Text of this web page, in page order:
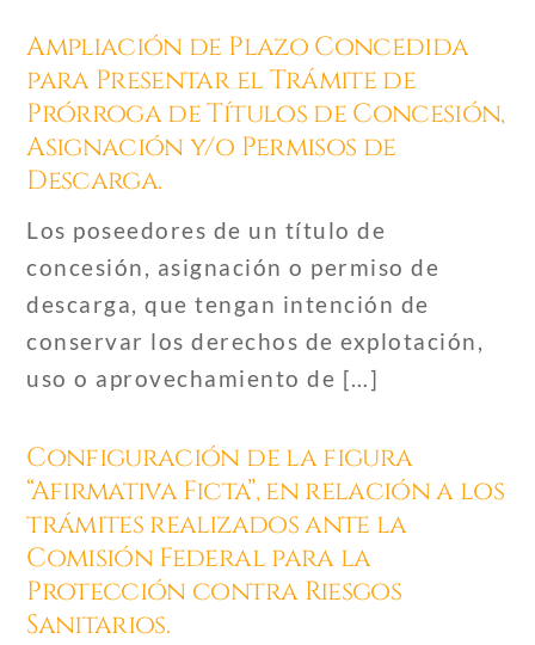
Ampliación de Plazo Concedida
para Presentar el Trámite de
Prórroga de Títulos de Concesión,
Asignación y/o Permisos de
Descarga.
Los poseedores de un título de
concesión, asignación o permiso de
descarga, que tengan intención de
conservar los derechos de explotación,
uso o aprovechamiento de […]
Configuración de la figura
“Afirmativa Ficta”, en relación a los
trámites realizados ante la
Comisión Federal para la
Protección contra Riesgos
Sanitarios.